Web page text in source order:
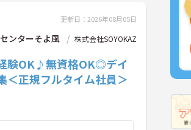
更新日：2026年08月05日
ンターそよ風
株式会社SOYOKAZ
験OK♪無資格OK◎デイ
＜正規フルタイム社員＞